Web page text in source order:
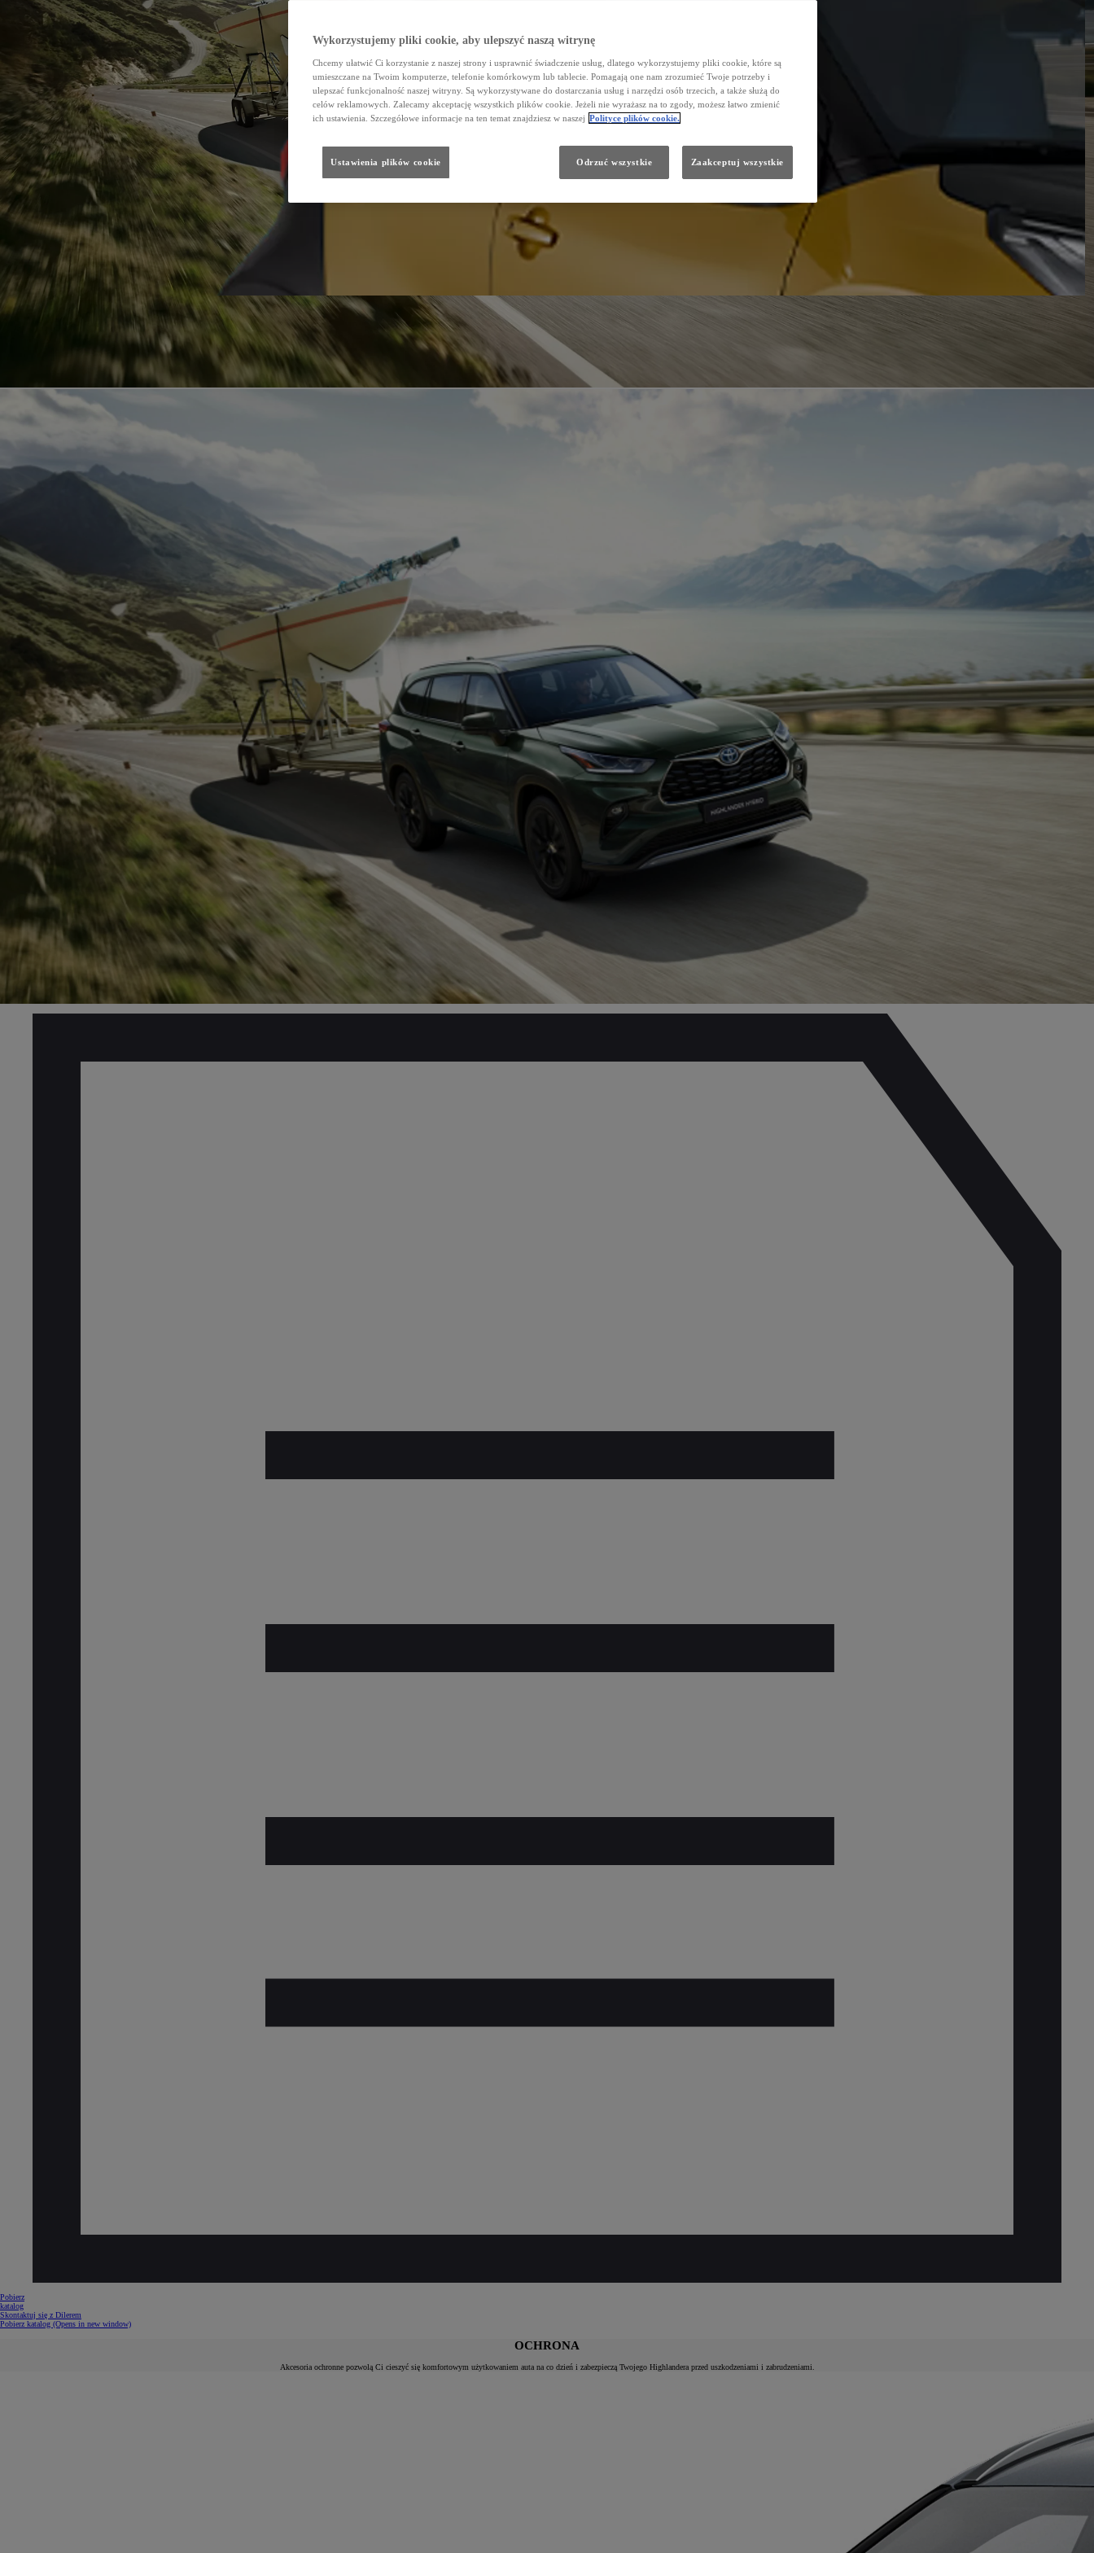
81 900 zł
Yaris Cross
HYBRID
Pobierz
katalog
Skontaktuj się z Dilerem
Pobierz katalog (Opens in new window)
OCHRONA
Akcesoria ochronne pozwolą Ci cieszyć się komfortowym użytkowaniem auta na co dzień i zabezpieczą Twojego Highlandera przed uszkodzeniami i zabrudzeniami.
Wykorzystujemy pliki cookie, aby ulepszyć naszą witrynę
Chcemy ułatwić Ci korzystanie z naszej strony i usprawnić świadczenie usług, dlatego wykorzystujemy pliki cookie, które są
umieszczane na Twoim komputerze, telefonie komórkowym lub tablecie. Pomagają one nam zrozumieć Twoje potrzeby i
ulepszać funkcjonalność naszej witryny. Są wykorzystywane do dostarczania usług i narzędzi osób trzecich, a także służą do
celów reklamowych. Zalecamy akceptację wszystkich plików cookie. Jeżeli nie wyrażasz na to zgody, możesz łatwo zmienić
ich ustawienia. Szczegółowe informacje na ten temat znajdziesz w naszej Polityce plików cookie.
Ustawienia plików cookie Odrzuć wszystkie Zaakceptuj wszystkie